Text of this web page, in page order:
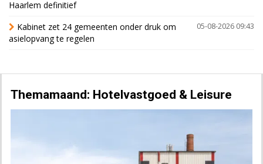
Haarlem definitief
05-08-2026 09:43
Kabinet zet 24 gemeenten onder druk om
asielopvang te regelen
Themamaand: Hotelvastgoed & Leisure